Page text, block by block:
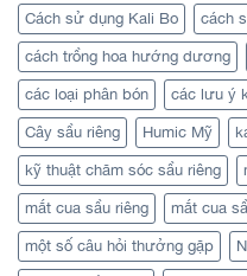
Cách sử dụng Kali Bo cách
cách trồng hoa hướng dương
các loại phân bón các lưu ý
Cây sầu riêng Humic Mỹ
kỹ thuật chăm sóc sầu riêng
mắt cua sầu riêng mắt cua
một số câu hỏi thưởng gặp